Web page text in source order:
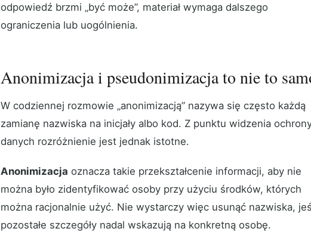
odpowiedź brzmi „być może”, materiał wymaga dalszego
ograniczenia lub uogólnienia.
Anonimizacja i pseudonimizacja to nie to
W codziennej rozmowie „anonimizacją” nazywa się często każdą
zamianę nazwiska na inicjały albo kod. Z punktu widzenia
danych rozróżnienie jest jednak istotne.
Anonimizacja oznacza takie przekształcenie informacji, aby nie
można było zidentyfikować osoby przy użyciu środków, których
można racjonalnie użyć. Nie wystarczy więc usunąć nazwiska,
pozostałe szczegóły nadal wskazują na konkretną osobę.